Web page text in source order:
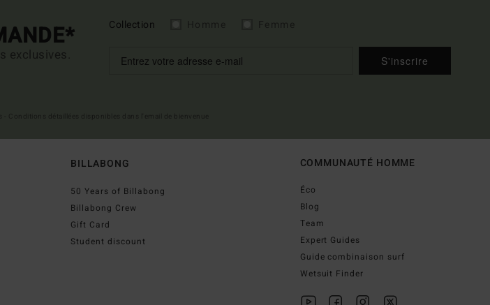
exclusives.
Collection
S'inscrire
BILLABONG
50 Years of Billabong
Billabong Crew
Gift Card
Student discount
COMMUNAUTÉ HOMME
Éco
Blog
Team
Expert Guides
Guide combinaison surf
Wetsuit Finder